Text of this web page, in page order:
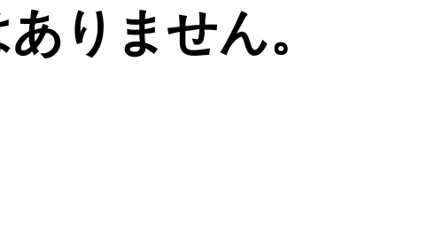
りません。